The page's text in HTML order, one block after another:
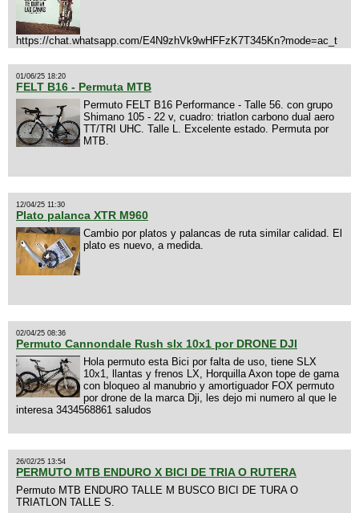
https://chat.whatsapp.com/E4N9zhVk9wHFFzK7T345Kn?mode=ac_t
01/06/25 18:20
FELT B16 - Permuta MTB
Permuto FELT B16 Performance - Talle 56. con grupo
Shimano 105 - 22 v, cuadro: triatlon carbono dual aero
TT/TRI UHC. Talle L. Excelente estado. Permuta por
MTB.
12/04/25 11:30
Plato palanca XTR M960
Cambio por platos y palancas de ruta similar calidad. El
plato es nuevo, a medida.
02/04/25 08:36
Permuto Cannondale Rush slx 10x1 por DRONE DJI
Hola permuto esta Bici por falta de uso, tiene SLX
10x1, llantas y frenos LX, Horquilla Axon tope de gama
con bloqueo al manubrio y amortiguador FOX permuto
por drone de la marca Dji, les dejo mi numero al que le
interesa 3434568861 saludos
26/02/25 13:54
PERMUTO MTB ENDURO X BICI DE TRIA O RUTERA
Permuto MTB ENDURO TALLE M BUSCO BICI DE TURA O
TRIATLON TALLE S.